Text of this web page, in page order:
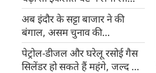
बदला?
फांसी
अब इंदौर के सट्टा बाजार ने की
बंगाल, असम चुनाव की
भविष्यवाणी, जान लीजिए किसकी
बन रही है सरकार?
पेट्रोल-डीजल और घरेलू रसोई गैस
सिलेंडर हो सकते हैं महंगे, जल्द हो